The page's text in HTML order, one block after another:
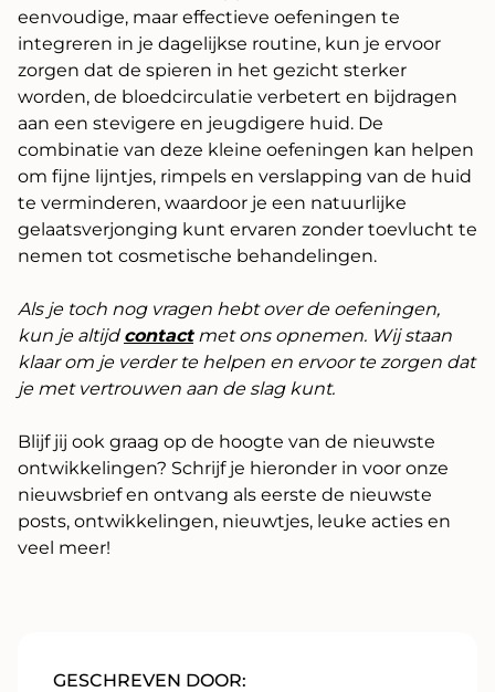
eenvoudige, maar effectieve oefeningen te
integreren in je dagelijkse routine, kun je ervoor
zorgen dat de spieren in het gezicht sterker
worden, de bloedcirculatie verbetert en bijdragen
aan een stevigere en jeugdigere huid. De
combinatie van deze kleine oefeningen kan helpen
om fijne lijntjes, rimpels en verslapping van de huid
te verminderen, waardoor je een natuurlijke
gelaatsverjonging kunt ervaren zonder toevlucht te
nemen tot cosmetische behandelingen.
Als je toch nog vragen hebt over de oefeningen,
kun je altijdcontactmet ons opnemen. Wij staan
klaar om je verder te helpen en ervoor te zorgen dat
je met vertrouwen aan de slag kunt.
Blijf jij ook graag op de hoogte van de nieuwste
ontwikkelingen? Schrijf je hieronder in voor onze
nieuwsbrief en ontvang als eerste de nieuwste
posts, ontwikkelingen, nieuwtjes, leuke acties en
veel meer!
GESCHREVEN DOOR: